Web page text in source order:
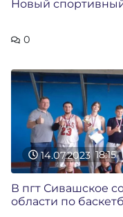
Новый
0
14.07.2023 18:15
В пгт Сивашское
области по